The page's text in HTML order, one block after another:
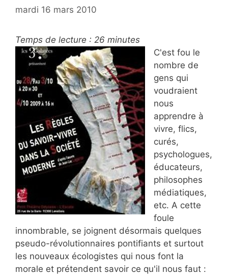
mardi 16 mars 2010
Temps de lecture : 26 minutes
C'est fou le
nombre de
gens qui
voudraient
nous
apprendre à
vivre, flics,
curés,
psychologues,
éducateurs,
philosophes
médiatiques,
etc. A cette
foule
innombrable, se joignent désormais quelques
pseudo-révolutionnaires pontifiants et surtout
les nouveaux écologistes qui nous font la
morale et prétendent savoir ce qu'il nous faut :